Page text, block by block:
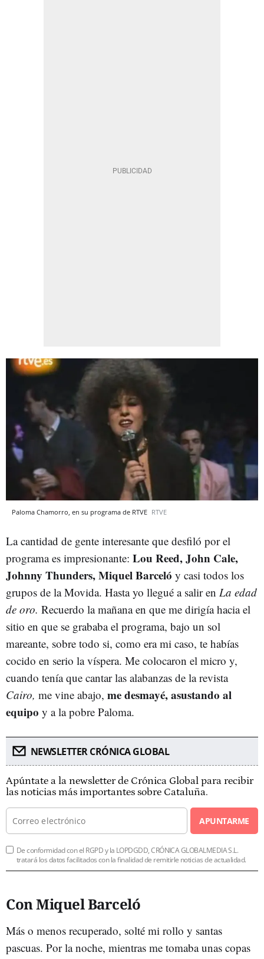
Paloma Chamorro, en su programa de RTVE RTVE
La cantidad de gente interesante que desfiló por el
programa es impresionante: Lou Reed, John Cale,
Johnny Thunders, Miquel Barceló y casi todos los
grupos de la Movida. Hasta yo llegué a salir en La edad
de oro. Recuerdo la mañana en que me dirigía hacia el
sitio en que se grababa el programa, bajo un sol
mareante, sobre todo si, como era mi caso, te habías
cocido en serio la víspera. Me colocaron el micro y,
cuando tenía que cantar las alabanzas de la revista
Cairo, me vine abajo, me desmayé, asustando al
equipo y a la pobre Paloma.
NEWSLETTER CRÓNICA GLOBAL
Apúntate a la newsletter de Crónica Global para recibir
las noticias más importantes sobre Cataluña.
APUNTARME
De conformidad con el RGPD y la LOPDGDD, CRÓNICA GLOBALMEDIA S.L.
tratará los datos facilitados con la finalidad de remitirle noticias de actualidad.
Con Miquel Barceló
Más o menos recuperado, solté mi rollo y santas
pascuas. Por la noche, mientras me tomaba unas copas